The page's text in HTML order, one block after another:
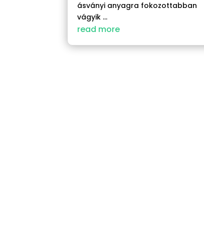
ásványi anyagra fokozottabban
vágyik ...
read more